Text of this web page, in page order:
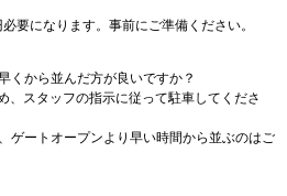
要になります。事前にご準備ください。
くから並んだ方が良いですか？
、スタッフの指示に従って駐車してくださ
ゲートオープンより早い時間から並ぶのはご